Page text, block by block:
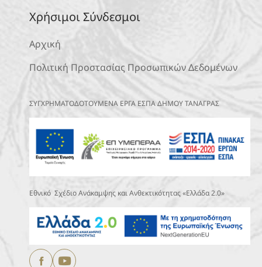
Χρήσιμοι Σύνδεσμοι
Αρχική
Πολιτική Προστασίας Προσωπικών Δεδομένων
ΣΥΓΧΡΗΜΑΤΟΔΟΤΟΥΜΕΝΑ ΕΡΓΑ ΕΣΠΑ ΔΗΜΟΥ ΤΑΝΑΓΡΑΣ
Εθνικό Σχέδιο Ανάκαμψης και Ανθεκτικότητας «Ελλάδα 2.0»